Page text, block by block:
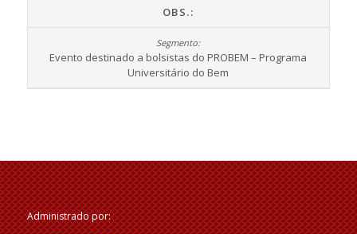
OBS.:
Evento destinado a bolsistas do PROBEM – Programa
Universitário do Bem
Administrado por: